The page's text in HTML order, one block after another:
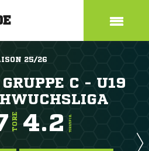
25/26
C - U19
TORE 4.2 TORE/SPIEL